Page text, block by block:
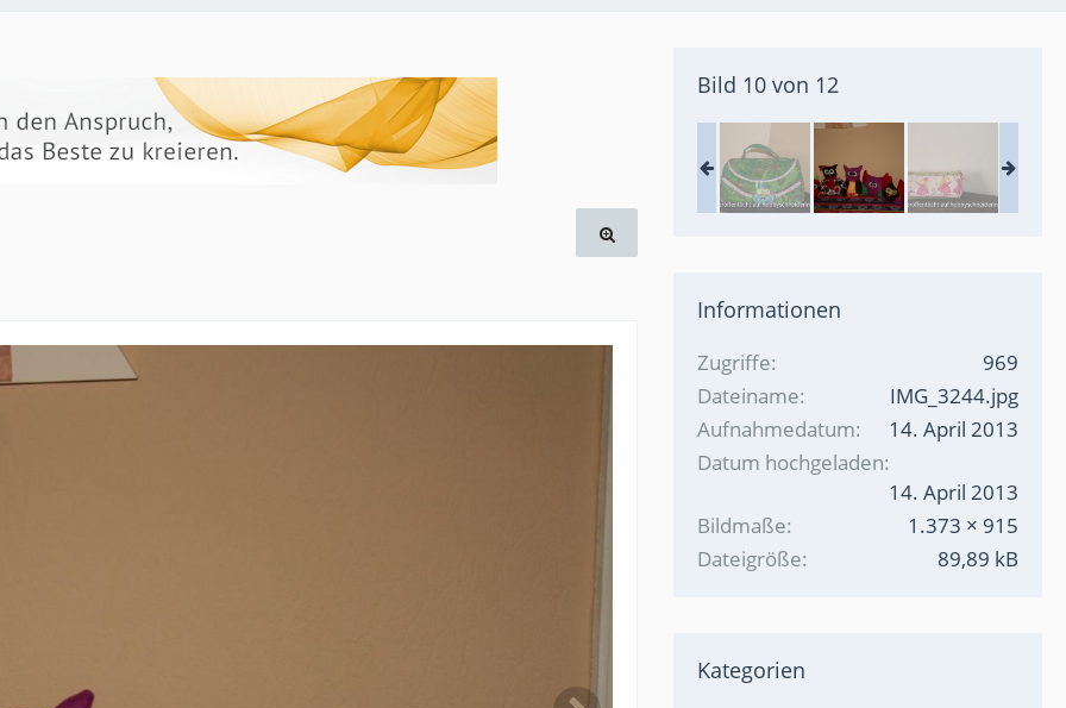
Bild 10 von 12
Informationen
Zugriffe
969
Dateiname
IMG_3244.jpg
Aufnahmedatum
14. April 2013
Datum hochgeladen
14. April 2013
Bildmaße
1.373 × 915
Dateigröße
89,89 kB
Kategorien